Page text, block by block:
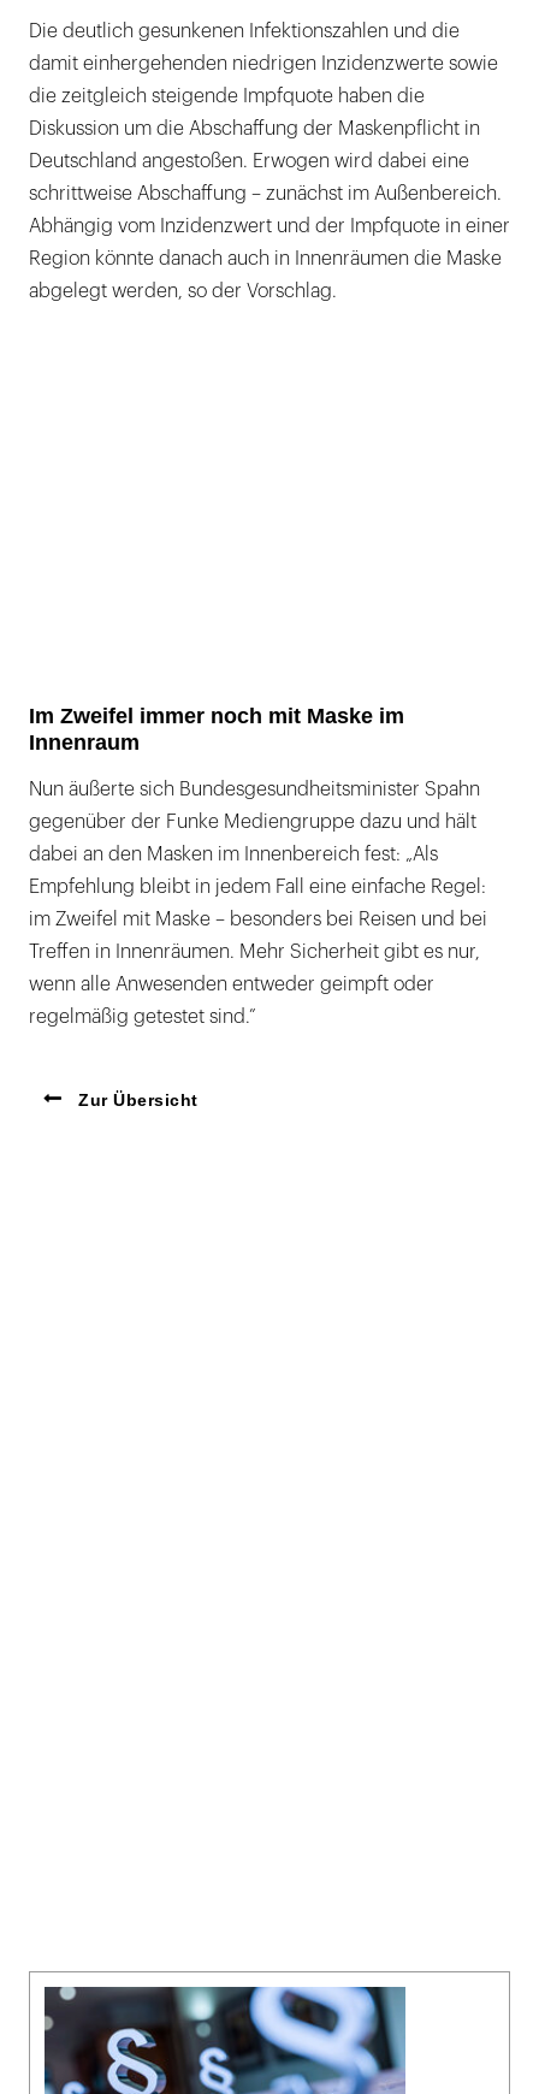
Die deutlich gesunkenen Infektionszahlen und die
damit einhergehenden niedrigen Inzidenzwerte sowie
die zeitgleich steigende Impfquote haben die
Diskussion um die Abschaffung der Maskenpflicht in
Deutschland angestoßen. Erwogen wird dabei eine
schrittweise Abschaffung – zunächst im Außenbereich.
Abhängig vom Inzidenzwert und der Impfquote in einer
Region könnte danach auch in Innenräumen die Maske
abgelegt werden, so der Vorschlag.
Im Zweifel immer noch mit Maske im
Innenraum
Nun äußerte sich Bundesgesundheitsminister Spahn
gegenüber der Funke Mediengruppe dazu und hält
dabei an den Masken im Innenbereich fest: „Als
Empfehlung bleibt in jedem Fall eine einfache Regel:
im Zweifel mit Maske – besonders bei Reisen und bei
Treffen in Innenräumen. Mehr Sicherheit gibt es nur,
wenn alle Anwesenden entweder geimpft oder
regelmäßig getestet sind.”
Zur Übersicht